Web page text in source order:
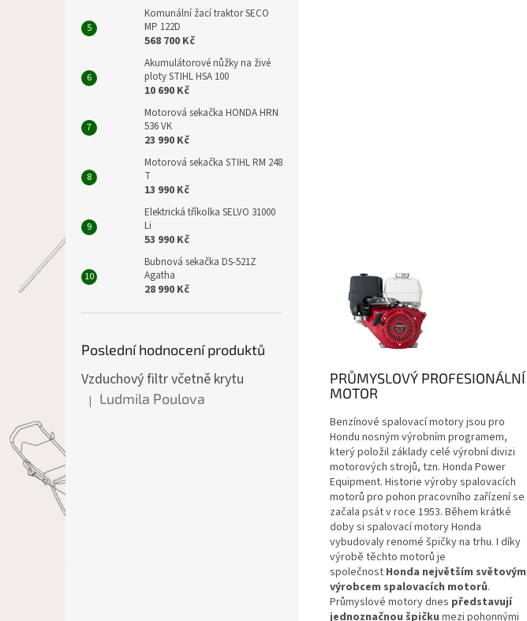
Komunální žací traktor SECO
MP 122D
568 700 Kč
Akumulátorové nůžky na živé
ploty STIHL HSA 100
10 690 Kč
Motorová sekačka HONDA HRN
536 VK
23 990 Kč
Motorová sekačka STIHL RM 248
T
13 990 Kč
Elektrická tříkolka SELVO 31000
Li
53 990 Kč
Bubnová sekačka DS-521Z
Agatha
28 990 Kč
Poslední hodnocení produktů
Vzduchový filtr včetně krytu
Hodnocení produktu je 5 z 5 hvězdiček.
| Ludmila Poulova
PRŮMYSLOVÝ PROFESIONÁLNÍ
MOTOR
Benzínové spalovací motory jsou pro
Hondu nosným výrobním programem,
který položil základy celé výrobní divizi
motorových strojů, tzn. Honda Power
Equipment. Historie výroby spalovacích
motorů pro pohon pracovního zařízení se
začala psát v roce 1953. Během krátké
doby si spalovací motory Honda
vybudovaly renomé špičky na trhu. I díky
výrobě těchto motorů je
společnost Honda největším světovým
výrobcem spalovacích motorů.
Průmyslové motory dnes představují
jednoznačnou špičku mezi pohonnými